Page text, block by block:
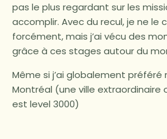
pas le plus regardant sur les
accomplir. Avec du recul, je ne le
forcément, mais j’ai vécu des
grâce à ces stages autour du
Même si j’ai globalement préféré
Montréal (une ville extraordinaire
est level 3000)